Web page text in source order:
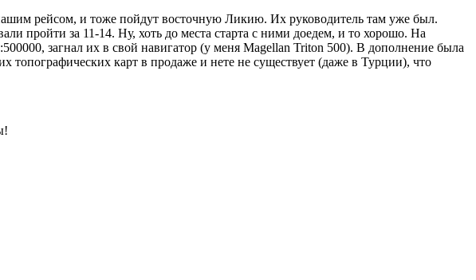
рейсом, и тоже пойдут восточную Ликию. Их руководитель там уже был.
за 11-14. Ну, хоть до места старта с ними доедем, и то хорошо. На
загнал их в свой навигатор (у меня Magellan Triton 500). В дополнение была
топографических карт в продаже и нете не существует (даже в Турции), что